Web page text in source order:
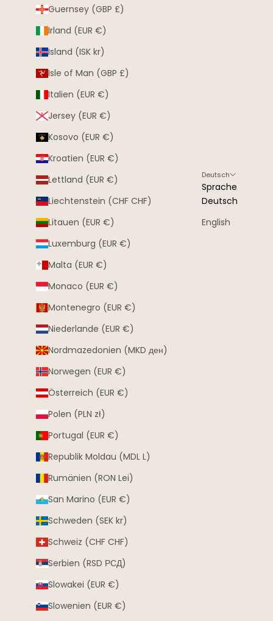
Guernsey (GBP £)
Irland (EUR €)
Island (ISK kr)
Isle of Man (GBP £)
Italien (EUR €)
Jersey (EUR €)
Kosovo (EUR €)
Kroatien (EUR €)
Lettland (EUR €)
Liechtenstein (CHF CHF)
Litauen (EUR €)
Luxemburg (EUR €)
Malta (EUR €)
Monaco (EUR €)
Montenegro (EUR €)
Niederlande (EUR €)
Nordmazedonien (MKD ден)
Norwegen (EUR €)
Österreich (EUR €)
Polen (PLN zł)
Portugal (EUR €)
Republik Moldau (MDL L)
Rumänien (RON Lei)
San Marino (EUR €)
Schweden (SEK kr)
Schweiz (CHF CHF)
Serbien (RSD РСД)
Slowakei (EUR €)
Slowenien (EUR €)
Deutsch
Sprache
Deutsch
English